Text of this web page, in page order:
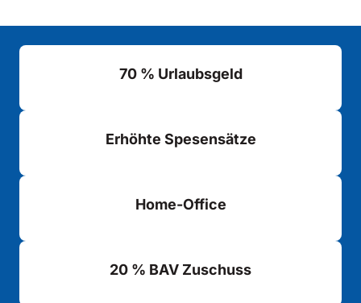
70 % Urlaubsgeld
Erhöhte Spesensätze
Home-Office
20 % BAV Zuschuss